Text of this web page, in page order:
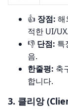
👍 장점: 해
적한 UI/UX.
👎 단점: 특
음.
한줄평: 축
합니다.
3. 클리앙